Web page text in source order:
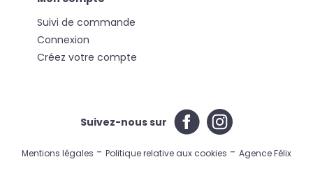
Suivi de commande
Connexion
Créez votre compte
Suivez-nous sur
Mentions légales - Politique relative aux cookies - Agence Félix